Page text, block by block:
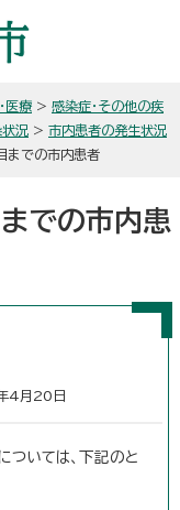
医療 > 感染症・その他の疾
況 > 市内患者の発生状況
での市内患者
での市内患
4月20日
ついては、下記のと